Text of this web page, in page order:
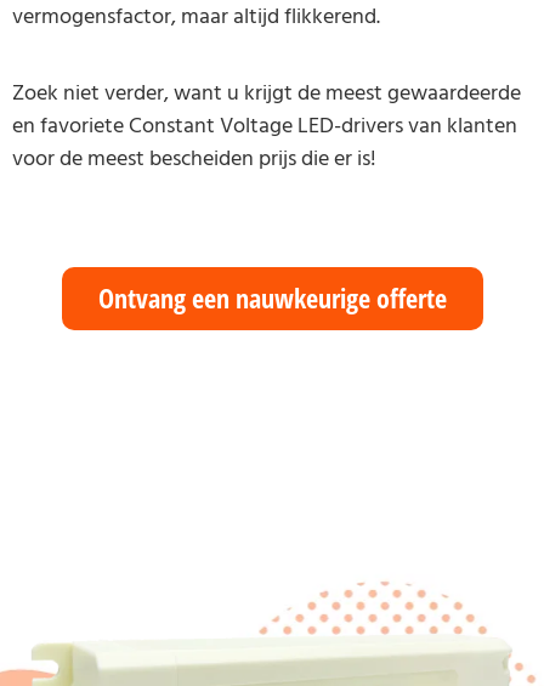
vermogensfactor, maar altijd flikkerend.
Zoek niet verder, want u krijgt de meest gewaardeerde
en favoriete Constant Voltage LED-drivers van klanten
voor de meest bescheiden prijs die er is!
Ontvang een nauwkeurige offerte